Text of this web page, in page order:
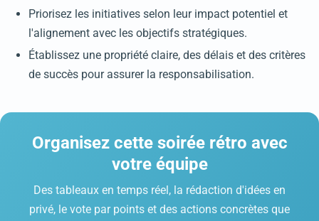
Priorisez les initiatives selon leur impact potentiel et
l'alignement avec les objectifs stratégiques.
Établissez une propriété claire, des délais et des critères
de succès pour assurer la responsabilisation.
Organisez cette soirée rétro avec
votre équipe
Des tableaux en temps réel, la rédaction d'idées en
privé, le vote par points et des actions concrètes que